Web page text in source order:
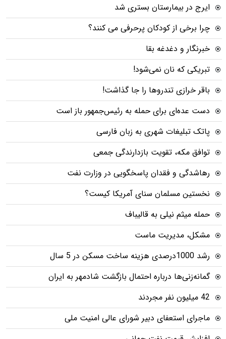
ایرج در بیمارستان بستری شد
چرا برخی از کودکان پرحرفی می کنند؟
خبرنگار و دغدغه بقا
تبریکی که نان نمی‌شود!
باقر خرازی تندروها را جا گذاشت!
دست عده‌ای برای حمله به رئیس‌جمهور باز است
پاتک تبلیغات شهری به زبان فارسی
توافق مکه، تقویت بازدارندگی جمعی
رهاشدگی و فقدان پاسخگویی در وزارت نفت
نخستین مسلمان سنای آمریکا کیست؟
حمله میثم نیلی به قالیباف
مشکل، مدیریت ماست
رشد 1000درصدی هزینه ساخت مسکن در 5 سال
گمانه‌زنی‌ها درباره احتمال بازگشت شادمهر به ایران
42 میلیون نفر مجردند
ماجرای استعفای دبیر شورای عالی امنیت ملی